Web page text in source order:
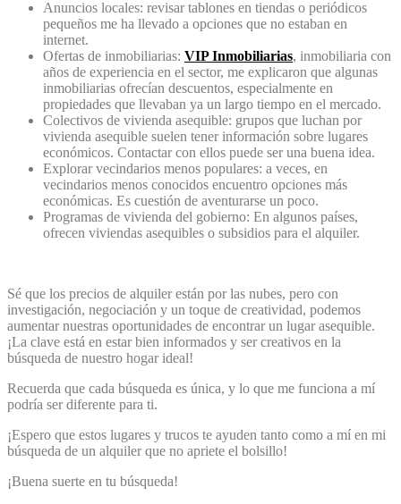
Anuncios locales: revisar tablones en tiendas o periódicos
pequeños me ha llevado a opciones que no estaban en
internet.
Ofertas de inmobiliarias: VIP Inmobiliarias, inmobiliaria con
años de experiencia en el sector, me explicaron que algunas
inmobiliarias ofrecían descuentos, especialmente en
propiedades que llevaban ya un largo tiempo en el mercado.
Colectivos de vivienda asequible: grupos que luchan por
vivienda asequible suelen tener información sobre lugares
económicos. Contactar con ellos puede ser una buena idea.
Explorar vecindarios menos populares: a veces, en
vecindarios menos conocidos encuentro opciones más
económicas. Es cuestión de aventurarse un poco.
Programas de vivienda del gobierno: En algunos países,
ofrecen viviendas asequibles o subsidios para el alquiler.
Sé que los precios de alquiler están por las nubes, pero con
investigación, negociación y un toque de creatividad, podemos
aumentar nuestras oportunidades de encontrar un lugar asequible.
¡La clave está en estar bien informados y ser creativos en la
búsqueda de nuestro hogar ideal!
Recuerda que cada búsqueda es única, y lo que me funciona a mí
podría ser diferente para ti.
¡Espero que estos lugares y trucos te ayuden tanto como a mí en mi
búsqueda de un alquiler que no apriete el bolsillo!
¡Buena suerte en tu búsqueda!